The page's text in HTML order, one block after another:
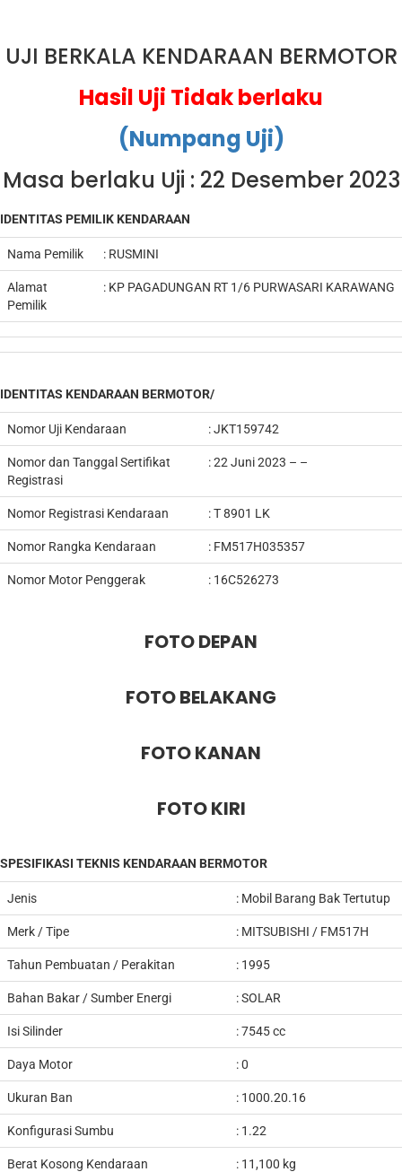
UJI BERKALA KENDARAAN BERMOTOR
Hasil Uji Tidak berlaku
(Numpang Uji)
Masa berlaku Uji : 22 Desember 2023
IDENTITAS PEMILIK KENDARAAN
Nama Pemilik : RUSMINI
Alamat
Pemilik
: KP PAGADUNGAN RT 1/6 PURWASARI KARAWANG
IDENTITAS KENDARAAN BERMOTOR/
Nomor Uji Kendaraan :JKT159742
Nomor dan Tanggal Sertifikat
Registrasi
: 22 Juni 2023 – –
Nomor Registrasi Kendaraan :T 8901 LK
Nomor Rangka Kendaraan : FM517H035357
Nomor Motor Penggerak : 16C526273
FOTO DEPAN
FOTO BELAKANG
FOTO KANAN
FOTO KIRI
SPESIFIKASI TEKNIS KENDARAAN BERMOTOR
Jenis : Mobil Barang Bak Tertutup
Merk / Tipe : MITSUBISHI / FM517H
Tahun Pembuatan / Perakitan : 1995
Bahan Bakar / Sumber Energi : SOLAR
Isi Silinder : 7545 cc
Daya Motor : 0
Ukuran Ban : 1000.20.16
Konfigurasi Sumbu : 1.22
Berat Kosong Kendaraan : 11,100 kg